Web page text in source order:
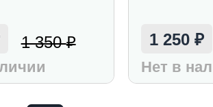
1 350₽ 1 250₽
Нет в